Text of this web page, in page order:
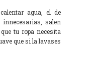
agua, el de
salen
tu ropa necesita
que si la lavases